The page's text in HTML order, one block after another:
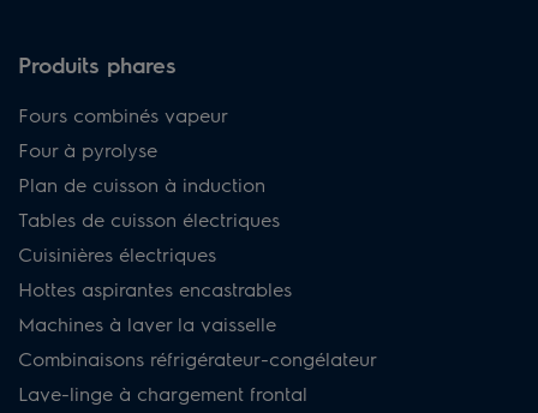
Produits phares
Fours combinés vapeur
Four à pyrolyse
Plan de cuisson à induction
Tables de cuisson électriques
Cuisinières électriques
Hottes aspirantes encastrables
Machines à laver la vaisselle
Combinaisons réfrigérateur-congélateur
Lave-linge à chargement frontal